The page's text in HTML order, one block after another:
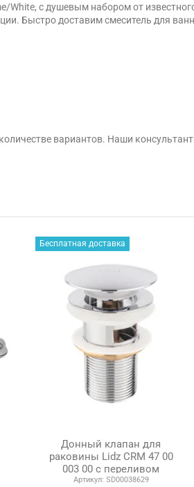
с душевым набором от
Быстро доставим смеситель для
вариантов. Наши
Бесплатная доставка
Донный клапан для
раковины Lidz CRM 47 00
003 00 с переливом
Артикул: SD00038629